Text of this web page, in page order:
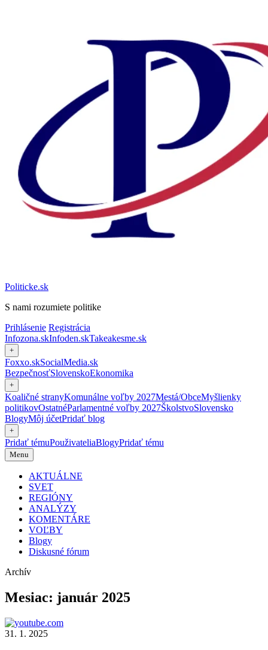
Politicke.sk
S nami rozumiete politike
Prihlásenie Registrácia
Infozona.skInfoden.skTakeakesme.sk
+
Foxxo.skSocialMedia.sk
BezpečnosťSlovenskoEkonomika
+
Koaličné stranyKomunálne voľby 2027Mestá/ObceMyšlienky
politikovOstatnéParlamentné voľby 2027ŠkolstvoSlovensko
BlogyMôj účetPridať blog
+
Pridať témuPouživateliaBlogyPridať tému
Menu
AKTUÁLNE
SVET
REGIÓNY
ANALÝZY
KOMENTÁRE
VOĽBY
Blogy
Diskusné fórum
Archív
Mesiac: január 2025
31. 1. 2025